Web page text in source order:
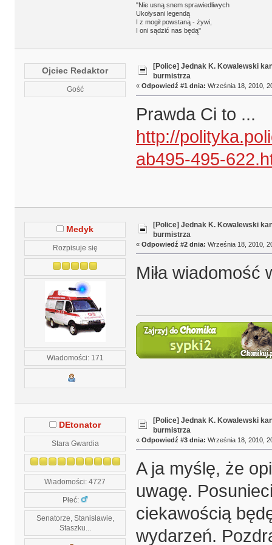
"Nie usną snem sprawiedliwych
Ukołysani legendą
I z mogił powstaną - żywi,
I oni sądzić nas będą"
Ojciec Redaktor
Gość
[Police] Jednak K. Kowalewski
burmistrza
« Odpowiedź #1 dnia: Września 18, 2010,
Prawda Ci to ...
http://
ab495-495-
Medyk
Rozpisuje się
Wiadomości: 171
[Police] Jednak K. Kowalewski
burmistrza
« Odpowiedź #2 dnia: Września 18, 2010,
Miła
DEtonator
Stara Gwardia
Wiadomości: 4727
Płeć:
Senatorze, Stanisławie,
Staszku...
[Police] Jednak K. Kowalewski
burmistrza
« Odpowiedź #3 dnia: Września 18, 2010,
A ja myślę, że
uwagę.
ciekawością
wydarzeń.